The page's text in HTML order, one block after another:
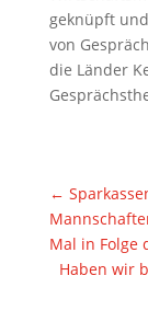
geknüpft
von
die Länder
←
Mal in Folge
Haben wir